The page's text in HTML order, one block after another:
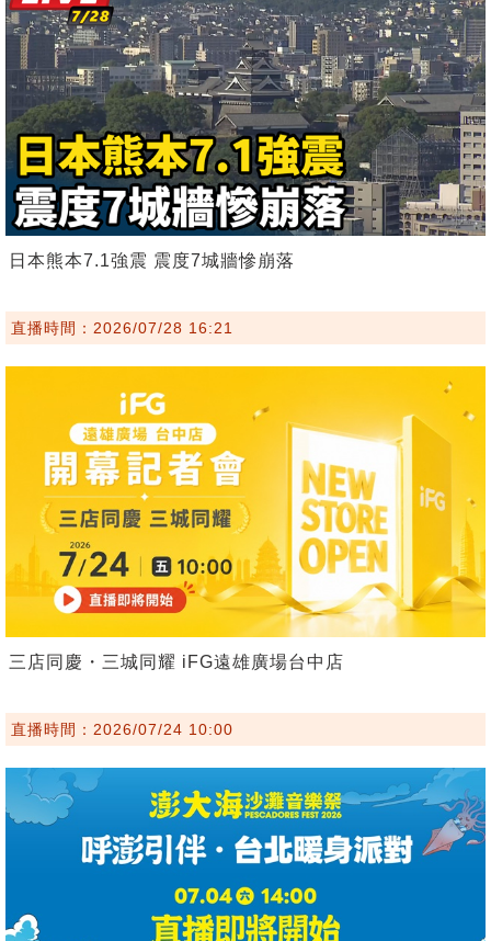
日本熊本7.1強震 震度7城牆慘崩落
直播時間：2026/07/28 16:21
三店同慶・三城同耀 iFG遠雄廣場台中店
直播時間：2026/07/24 10:00